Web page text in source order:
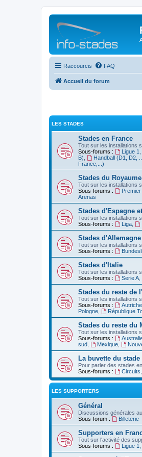
Raccourcis FAQ
Accueil du forum
LES STADES
Stades en France
Tout sur les installations
Sous-forums :
Ligue 1
B)
Handball (D1, D2,
France,...)
Stades du
Tout sur les installations
Sous-forums :
Arenas
Stades d'Espagne
Tout sur les installations
Sous-forums :
Liga,
Stades d'Allemagne
Tout sur les installations
Sous-forums :
Stades d'Italie
Tout sur les installations
Sous-forums :
Serie A,
Stades du reste de
Tout sur les installations
Sous-forums :
Autriche,
Pologne
République
Stades du reste du
Tout sur les installations
Sous-forums :
sud
Mexique,
La buvette du stade
Pour parler des stades
Sous-forums :
Circuits
LES SUPPORTERS
Général
Discussions générales
Sous-forum :
Billeterie
Supporters en
Tout sur l'activité des
Sous-forums :
Ligue 1